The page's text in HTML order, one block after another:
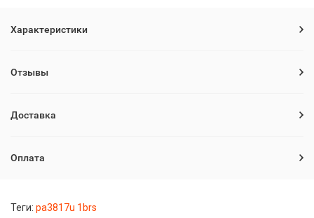
Характеристики
Отзывы
Доставка
Оплата
Теги: pa3817u 1brs